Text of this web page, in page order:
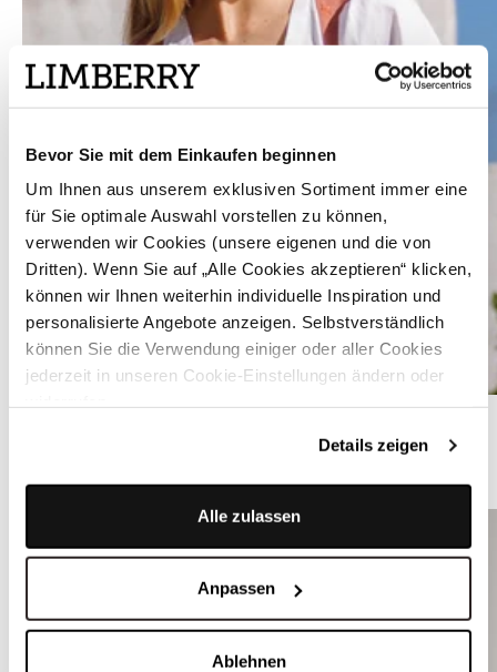
Bevor Sie mit dem Einkaufen beginnen
Um Ihnen aus unserem exklusiven Sortiment immer eine
für Sie optimale Auswahl vorstellen zu können,
verwenden wir Cookies (unsere eigenen und die von
Dritten). Wenn Sie auf „Alle Cookies akzeptieren“ klicken,
können wir Ihnen weiterhin individuelle Inspiration und
personalisierte Angebote anzeigen. Selbstverständlich
können Sie die Verwendung einiger oder aller Cookies
jederzeit in unseren Cookie-Einstellungen ändern oder
Details zeigen
Alle zulassen
Anpassen
Ablehnen
Weiße Dirndlbluse mit V-Auschnitt und Puffärmel - LIANA UNI
ÄHNLICHE PRODUKTE